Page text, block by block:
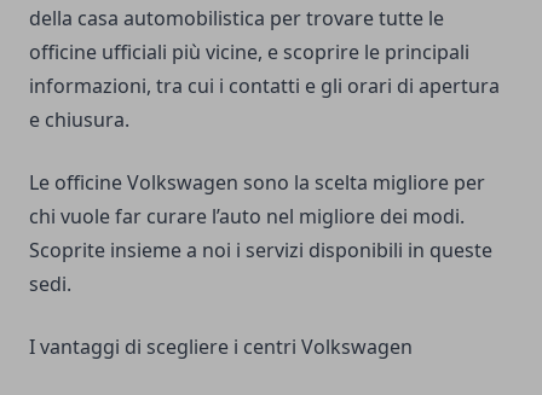
della casa automobilistica per trovare tutte le
officine ufficiali più vicine, e scoprire le principali
informazioni, tra cui i contatti e gli orari di apertura
e chiusura.
Le officine Volkswagen sono la scelta migliore per
chi vuole far curare l’auto nel migliore dei modi.
Scoprite insieme a noi i servizi disponibili in queste
sedi.
I vantaggi di scegliere i centri Volkswagen